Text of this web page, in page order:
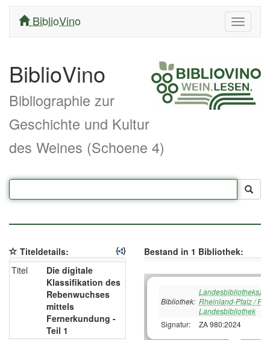
ein/
BiblioVino
BiblioVino
Bibliographie zur
Geschichte und Kultur
des Weines (Schoene 4)
Titeldetails:
Titel
Die digitale
Klassifikation des
Rebenwuchses
mittels
Fernerkundung -
Teil 1
Bestand in 1 Bibliothek:
Bibliothek: Rheinland-Pfalz /
Landesbibliothek
Signatur:
ZA 980:2024